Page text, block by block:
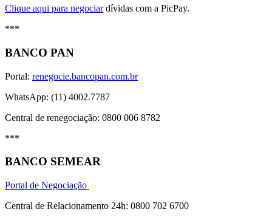
Clique aqui para negociardívidas com a PicPay.
***
BANCO PAN
Portal: renegocie.bancopan.com.br
WhatsApp: (11) 4002.7787
Central de renegociação: 0800 006 8782
***
BANCO SEMEAR
Portal de Negociação
Central de Relacionamento 24h: 0800 702 6700